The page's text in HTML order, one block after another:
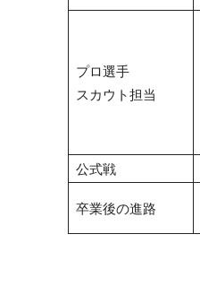
プロ選手
スカウト担当
公式戦
卒業後の進路